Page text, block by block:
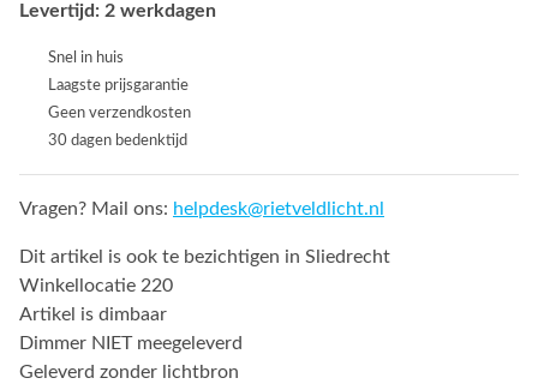
Levertijd: 2 werkdagen
Snel in huis
Laagste prijsgarantie
Geen verzendkosten
30 dagen bedenktijd
Vragen? Mail ons: helpdesk@rietveldlicht.nl
Dit artikel is ook te bezichtigen in Sliedrecht
Winkellocatie 220
Artikel is dimbaar
Dimmer NIET meegeleverd
Geleverd zonder lichtbron